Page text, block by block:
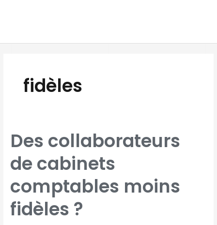
fidèles
Des collaborateurs
de cabinets
comptables moins
fidèles ?
COLLABORATEURS
DE
CABINETS
FIDÈLES
?